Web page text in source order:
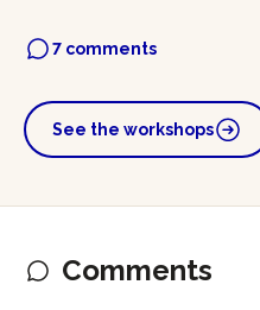
7 comments
See the workshops
Comments